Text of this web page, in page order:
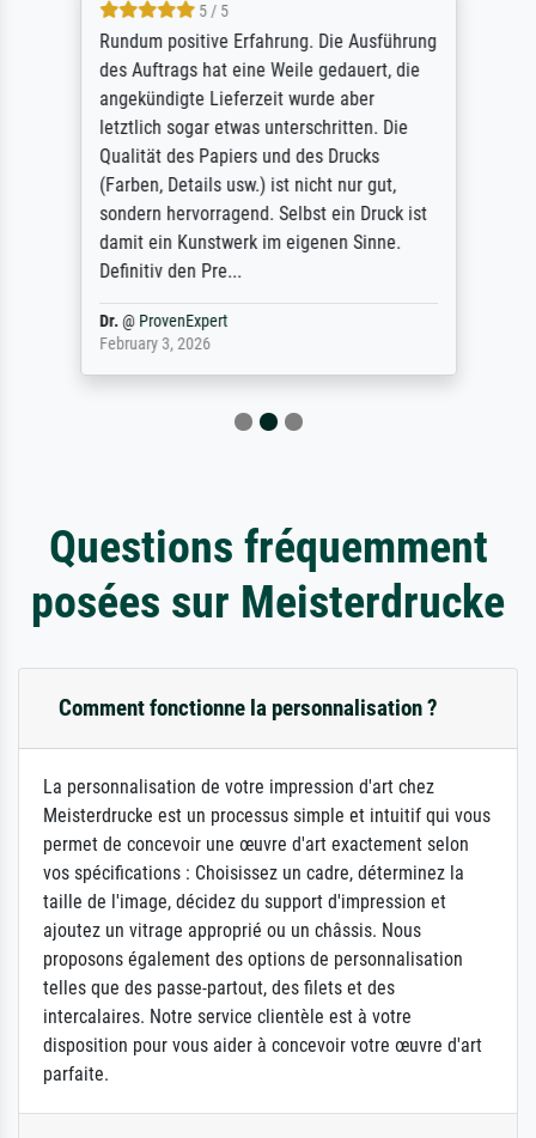
5 / 5
Rundum positive Erfahrung. Die Ausführung
des Auftrags hat eine Weile gedauert, die
angekündigte Lieferzeit wurde aber
letztlich sogar etwas unterschritten. Die
Qualität des Papiers und des Drucks
(Farben, Details usw.) ist nicht nur gut,
sondern hervorragend. Selbst ein Druck ist
damit ein Kunstwerk im eigenen Sinne.
Definitiv den Pre...
Dr.@ ProvenExpert
February 3, 2026
Questions fréquemment
posées sur Meisterdrucke
Comment fonctionne la personnalisation ?
La personnalisation de votre impression d'art chez
Meisterdrucke est un processus simple et intuitif qui vous
permet de concevoir une œuvre d'art exactement selon
vos spécifications : Choisissez un cadre, déterminez la
taille de l'image, décidez du support d'impression et
ajoutez un vitrage approprié ou un châssis. Nous
proposons également des options de personnalisation
telles que des passe-partout, des filets et des
intercalaires. Notre service clientèle est à votre
disposition pour vous aider à concevoir votre œuvre d'art
parfaite.